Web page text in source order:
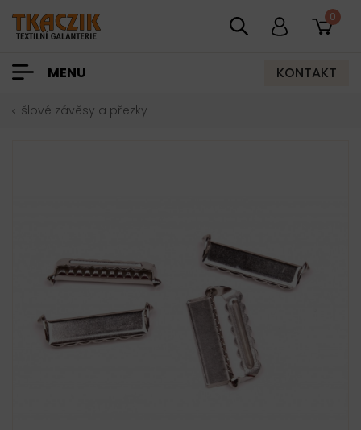
0
MENU KONTAKT
šlové závěsy a přezky